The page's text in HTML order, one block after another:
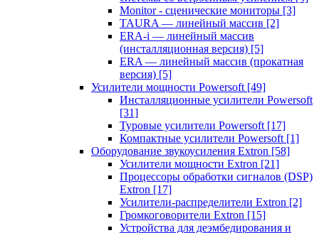
Monitor - сценические мониторы [3]
TAURA — линейный массив [2]
ERA-i — линейный массив
(инсталляционная версия) [5]
ERA — линейный массив (прокатная
версия) [5]
Усилители мощности Powersoft [49]
Инсталляционные усилители Powersoft
[31]
Туровые усилители Powersoft [17]
Компактные усилители Powersoft [1]
Оборудование звукоусиления Extron [58]
Усилители мощности Extron [21]
Процессоры обработки сигналов (DSP)
Extron [17]
Усилители-распределители Extron [2]
Громкоговорители Extron [15]
Устройства для деэмбедирования и